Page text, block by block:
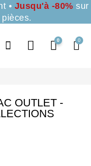
• Jusqu'à -80% sur
0
OUTLET -